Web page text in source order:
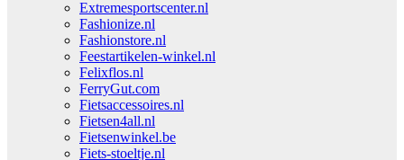
Extremesportscenter.nl
Fashionize.nl
Fashionstore.nl
Feestartikelen-winkel.nl
Felixflos.nl
FerryGut.com
Fietsaccessoires.nl
Fietsen4all.nl
Fietsenwinkel.be
Fiets-stoeltje.nl